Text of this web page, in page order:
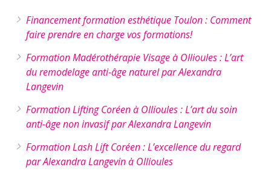
Financement formation esthétique Toulon : Comment
faire prendre en charge vos formations!
Formation Madérothérapie Visage à Ollioules : L’art
du remodelage anti-âge naturel par Alexandra
Langevin
Formation Lifting Coréen à Ollioules : L’art du soin
anti-âge non invasif par Alexandra Langevin
Formation Lash Lift Coréen : L’excellence du regard
par Alexandra Langevin à Ollioules